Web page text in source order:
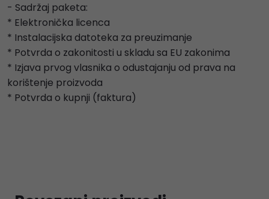
- Sadržaj paketa:
* Elektronička licenca
* Instalacijska datoteka za preuzimanje
* Potvrda o zakonitosti u skladu sa EU zakonima
* Izjava prvog vlasnika o odustajanju od prava na
korištenje proizvoda
* Potvrda o kupnji (faktura)